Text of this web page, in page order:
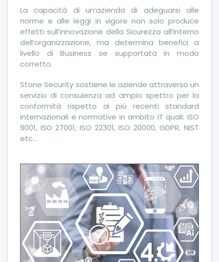
La capacità di un’azienda di adeguarsi alle
norme e alle leggi in vigore non solo produce
effetti sull’innovazione della Sicurezza all’interno
dell’organizzazione, ma determina benefici a
livello di Business se supportata in modo
corretto.
Stone Security sostiene le aziende attraverso un
servizio di consulenza ad ampio spettro per la
conformità rispetto ai più recenti standard
internazionali e normative in ambito IT quali: ISO
9001, ISO 27001, ISO 22301, ISO 20000, GDPR, NIST
etc…